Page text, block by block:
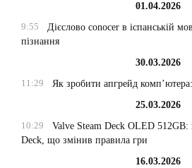
01.04.2026
9:55
Дієслово conocer в іспанській
пізнання
30.03.2026
11:29
Як зробити апгрейд
25.03.2026
10:29
Valve Steam Deck OLED
Deck, що змінив правила гри
16.03.2026